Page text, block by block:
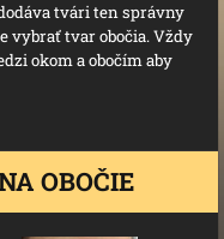
tvári ten správny
vybrať tvar obočia. Vždy
okom a obočím aby
OBOČIE